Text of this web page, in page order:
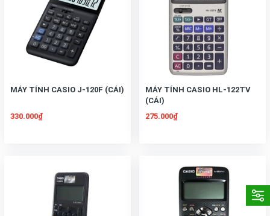
MÁY TÍNH CASIO J-120F (CÁI)
330.000₫
MÁY TÍNH CASIO HL-122TV
(CÁI)
275.000₫